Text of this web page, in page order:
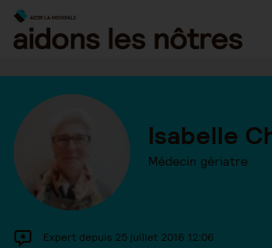
Skip
content
Isabelle
Médecin gériatre
Expert depuis 25 juillet 2016 12:06